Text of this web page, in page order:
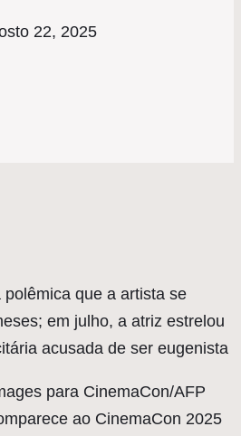
22, 2025
que a artista se
em julho, a atriz estrelou
acusada de ser eugenista
para CinemaCon/AFP